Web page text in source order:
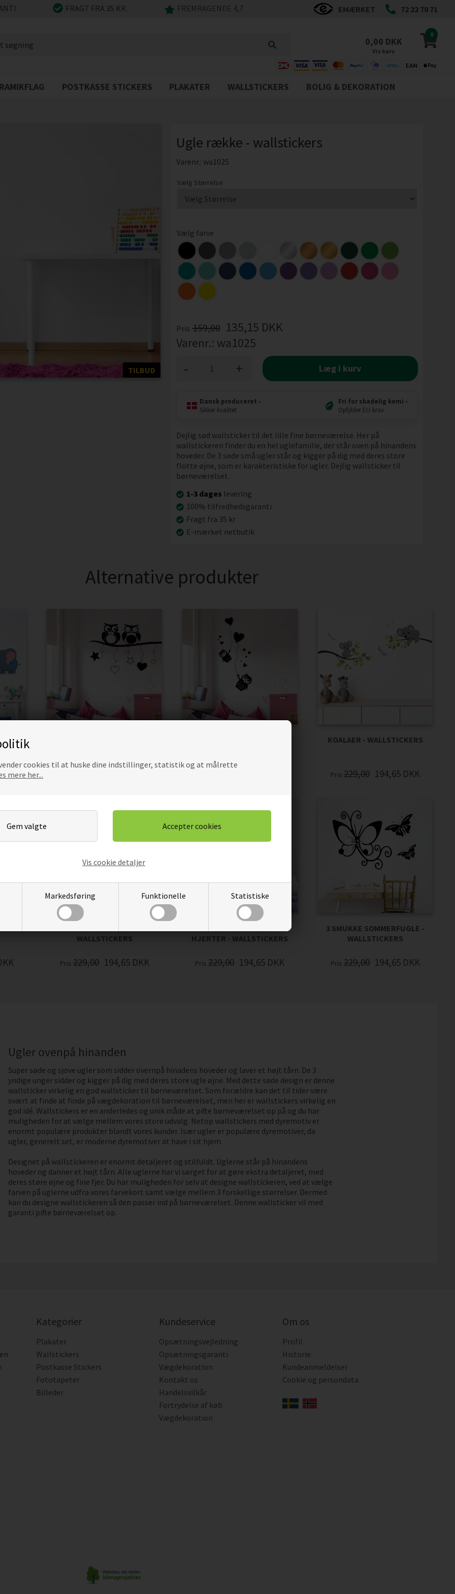
cookies til at huske dine indstillinger, statistik og at målrette
mere her...
Markedsføring Funktionelle Statistiske
Vis cookie detaljer
FRAGT FRA 35 KR. FREMRAGENDE 4,7 EMÆRKET 72 22 70 71
0
0,00 DKK
Vis kurv
POSTKASSE STICKERS PLAKATER WALLSTICKERS BOLIG & DEKORATION
TILBUD
Ugle række - wallstickers
Varenr.: wa1025
Vælg Størrelse
Vælg farve
Pris 159,00 135,15 DKK
Varenr.: wa1025
+
- Læg i kurv
Dansk produceret •
Sikker kvalitet
Fri for skadelig kemi •
Opfylder EU-krav
Dejlig sød wallsticker til det lille fine børneværelse. Her på
wallstickeren finder du en hel uglefamilie, der står oven på hinandens
hoveder. De 3 søde små ugler står og kigger på dig med deres store
flotte øjne, som er karakteristiske for ugler. Dejlig wallsticker til
børneværelset.
1-3 dages levering
100% tilfredhedsgaranti
Fragt fra 35 kr
E-mærket netbutik
Alternative produkter
-
KOALAER - WALLSTICKERS
Pris 229,00 194,65 DKK
WALLSTICKERS
Pris 229,00 194,65 DKK
HJERTER - WALLSTICKERS
Pris 229,00 194,65 DKK
3 SMUKKE SOMMERFUGLE -
WALLSTICKERS
Pris 229,00 194,65 DKK
Ugler ovenpå hinanden
Super søde og sjove ugler som sidder overnpå hinadens hoveder og laver et højt tårn. De 3
yndige unger sidder og kigger på dig med deres store ugle øjne. Med dette søde design er denne
wallsticker virkelig en god wallsticker til børneværelset. Som forældre kan det til tider være
svært at finde at finde på vægdekoration til børneværelset, men her er wallstickers virkelig en
god idé. Wallstickers er en anderledes og unik måde at pifte børneværelset op på og du har
muligheden for at vælge mellem vores store udvalg. Netop wallstickers med dyremotiv er
enormt populære produkter blandt vores kunder. Især ugler er populære dyremotiver, da
ugler, generelt set, er moderne dyremotiver at have i sit hjem.
Designet på wallstickeren er enormt detaljeret og stilfuldt. Uglerne står på hinandens
hoveder og danner et højt tårn. Alle uglerne har vi sørget for at gøre ekstra detaljeret, med
deres støre øjne og fine fjer. Du har muligheden for selv at designe wallstickeren, ved at vælge
farven på uglerne udfra vores farvekort samt vælge mellem 3 forskellige størrelser. Dermed
kan du designe wallstickeren så den passer ind på børneværelset. Denne wallsticker vil med
garanti pifte børneværelset op.
Kategorier
Plakater
Wallstickers
Postkasse Stickers
Fototapeter
Billeder
Kundeservice
Opsætningsvejledning
Opsætningsgaranti
Vægdekoration
Kontakt os
Handelsvilkår
Fortrydelse af køb
Vægdekoration
Om os
Profil
Historie
Kundeanmeldelser
Cookie og persondata